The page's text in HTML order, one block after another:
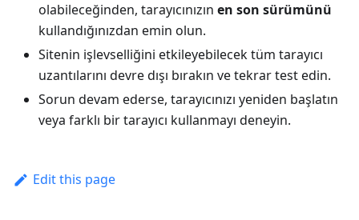
olabileceğinden, tarayıcınızın en son sürümünü
kullandığınızdan emin olun.
Sitenin işlevselliğini etkileyebilecek tüm tarayıcı
uzantılarını devre dışı bırakın ve tekrar test edin.
Sorun devam ederse, tarayıcınızı yeniden başlatın
veya farklı bir tarayıcı kullanmayı deneyin.
Edit this page